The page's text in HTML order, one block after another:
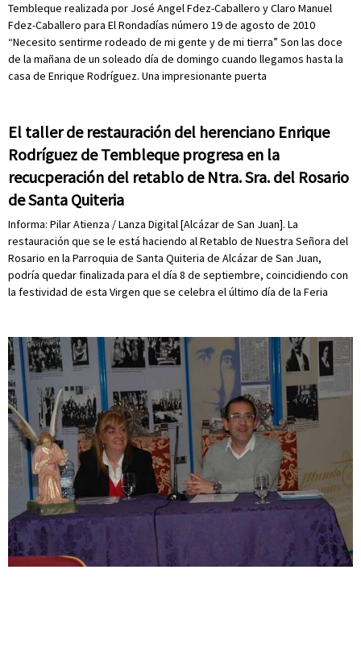
Tembleque realizada por José Angel Fdez-Caballero y Claro Manuel
Fdez-Caballero para El Rondadías número 19 de agosto de 2010
“Necesito sentirme rodeado de mi gente y de mi tierra” Son las doce
de la mañana de un soleado día de domingo cuando llegamos hasta la
casa de Enrique Rodríguez. Una impresionante puerta
El taller de restauración del herenciano Enrique
Rodríguez de Tembleque progresa en la
recucperación del retablo de Ntra. Sra. del Rosario
de Santa Quiteria
Informa: Pilar Atienza / Lanza Digital [Alcázar de San Juan]. La
restauración que se le está haciendo al Retablo de Nuestra Señora del
Rosario en la Parroquia de Santa Quiteria de Alcázar de San Juan,
podría quedar finalizada para el día 8 de septiembre, coincidiendo con
la festividad de esta Virgen que se celebra el último día de la Feria